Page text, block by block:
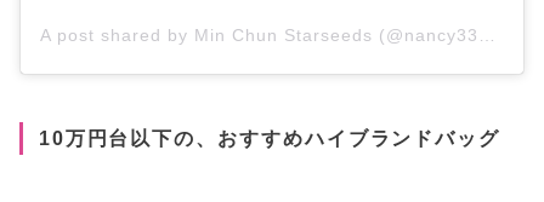
10万円台以下の、おすすめハイブランドバッグ